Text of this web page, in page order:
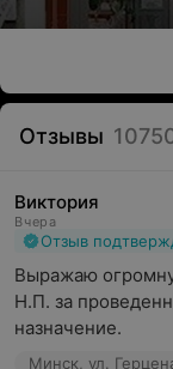
Отзывы
Виктория
Вчера
Отзыв
Выражаю
Н.П. за
назначение.
Минск, ул.